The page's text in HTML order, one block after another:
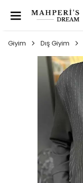
Giyim Dış Giyim